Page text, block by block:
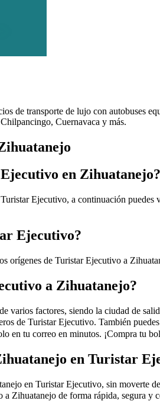
de transporte de lujo con autobuses
Cuernavaca y más.
en Zihuatanejo?
Ejecutivo, a continuación
Ejecutivo?
orígenes de Turistar Ejecutivo a
a Zihuatanejo?
varios factores, siendo la ciudad de
de Turistar Ejecutivo. También
en tu correo en minutos. ¡Compra tu
en Turistar
en Turistar Ejecutivo, sin
Zihuatanejo de forma rápida, segura